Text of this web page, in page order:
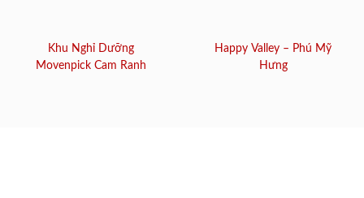
Khu Nghỉ Dưỡng
Movenpick Cam Ranh
Happy Valley – Phú Mỹ
Hưng